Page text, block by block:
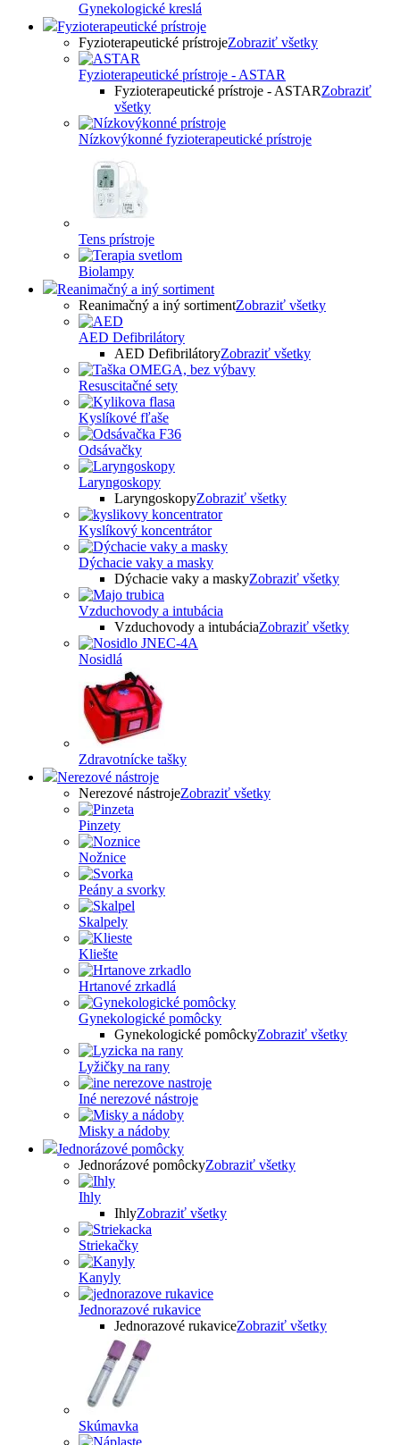
Gynekologické kreslá
Fyzioterapeutické prístroje
Fyzioterapeutické prístrojeZobraziť všetky
Fyzioterapeutické prístroje - ASTAR
Fyzioterapeutické prístroje - ASTARZobraziť
všetky
Nízkovýkonné fyzioterapeutické prístroje
Tens prístroje
Biolampy
Reanimačný a iný sortiment
Reanimačný a iný sortimentZobraziť všetky
AED Defibrilátory
AED DefibrilátoryZobraziť všetky
Resuscitačné sety
Kyslíkové fľaše
Odsávačky
Laryngoskopy
LaryngoskopyZobraziť všetky
Kyslíkový koncentrátor
Dýchacie vaky a masky
Dýchacie vaky a maskyZobraziť všetky
Vzduchovody a intubácia
Vzduchovody a intubáciaZobraziť všetky
Nosidlá
Zdravotnícke tašky
Nerezové nástroje
Nerezové nástrojeZobraziť všetky
Pinzety
Nožnice
Peány a svorky
Skalpely
Kliešte
Hrtanové zrkadlá
Gynekologické pomôcky
Gynekologické pomôckyZobraziť všetky
Lyžičky na rany
Iné nerezové nástroje
Misky a nádoby
Jednorázové pomôcky
Jednorázové pomôckyZobraziť všetky
Ihly
IhlyZobraziť všetky
Striekačky
Kanyly
Jednorazové rukavice
Jednorazové rukaviceZobraziť všetky
Skúmavka